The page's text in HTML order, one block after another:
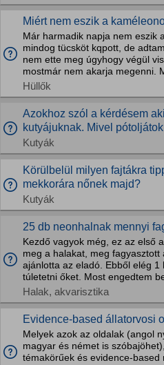
Miért nem eszik a
Már harmadik napja nem eszik
mindog tücsköt kqpott, de
nem ette meg úgyhogy végül
mostmár nem akarja megenni.
Hüllők
Azokhoz szól a kérdésem
kutyájuknak. Mivel
Kutyák
Körülbelül milyen fajtákra
mekkorára nőnek majd?
Kutyák
25 db neonhalnak mennyi
Kezdő vagyok még, ez az első
meg a halakat, meg fagyasztott
ajánlotta az eladó. Ebből elég 1
túletetni őket. Most engedtem
Halak, akvarisztika
Evidence-based állatorvosi
Melyek azok az oldalak (angol
magyar és német is
témakörűek és evidence-based